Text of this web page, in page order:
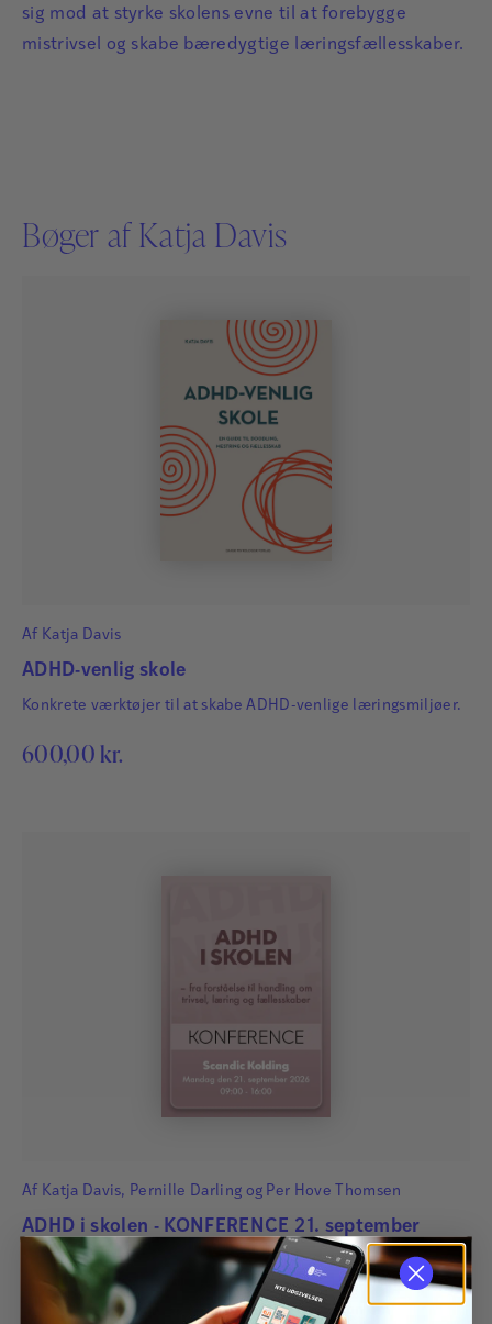
sig mod at styrke skolens evne til at forebygge
mistrivsel og skabe bæredygtige læringsfællesskaber.
Bøger af Katja Davis
Af Katja Davis
ADHD-venlig skole
Konkrete værktøjer til at skabe ADHD-venlige læringsmiljøer.
600,00 kr.
Af Katja Davis, Pernille Darling og Per Hove Thomsen
ADHD i skolen - KONFERENCE 21. september
2026
ADHD i skolen – fra forståelse til handling om trivsel, læring
og fællesskaber ADHD i skolen handler ikke kun om